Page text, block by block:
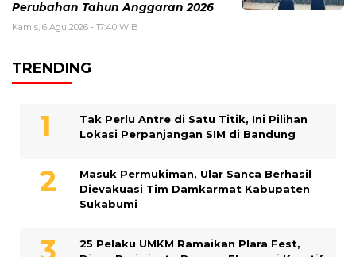
Perubahan Tahun Anggaran 2026
Kamis, 6 Agu 2026 - 17:40 WIB
TRENDING
Tak Perlu Antre di Satu Titik, Ini Pilihan
Lokasi Perpanjangan SIM di Bandung
Masuk Permukiman, Ular Sanca Berhasil
Dievakuasi Tim Damkarmat Kabupaten
Sukabumi
25 Pelaku UMKM Ramaikan Plara Fest,